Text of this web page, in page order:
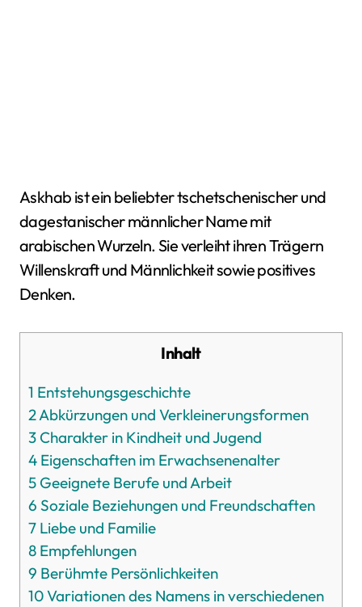
Askhab ist ein beliebter tschetschenischer und
dagestanischer männlicher Name mit
arabischen Wurzeln. Sie verleiht ihren Trägern
Willenskraft und Männlichkeit sowie positives
Denken.
Inhalt
1 Entstehungsgeschichte
2Abkürzungen und Verkleinerungsformen
3 Charakter in Kindheit und Jugend
4 Eigenschaften im Erwachsenenalter
5 Geeignete Berufe und Arbeit
6 Soziale Beziehungen und Freundschaften
7 Liebe und Familie
8 Empfehlungen
9 Berühmte Persönlichkeiten
10Variationen des Namens in verschiedenen